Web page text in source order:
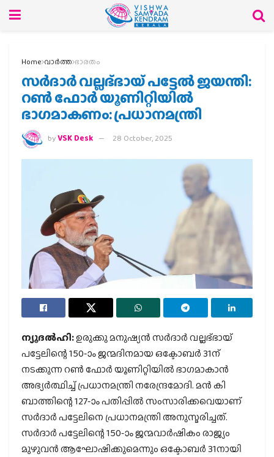
Home വാര്‍ത്ത ഭാരതം
സര്‍ദാര്‍ വല്ലഭ്ഭായ് പട്ടേല്‍ ജയന്തി:
റണ്‍ ഫോര്‍ യൂണിറ്റിയില്‍
ഭാഗമാകണം: പ്രധാനമന്ത്രി
byVSK Desk 28 October, 2025
ന്യൂദല്‍ഹി:ഉരുക്കു മനുഷ്യന്‍ സര്‍ദാര്‍ വല്ലഭ്ഭായ്
പട്ടേലിന്റെ 150-ാം ജന്മദിനമായ ഒക്ടോബര്‍ 31ന്
നടക്കുന്ന റണ്‍ ഫോര്‍ യൂണിറ്റിയില്‍ ഭാഗമാകാന്‍
അഭ്യര്‍ത്ഥിച്ച് പ്രധാനമന്ത്രി നരേന്ദ്രമോദി. മന്‍ കി
ബാത്തിന്റെ 127-ാം പതിപ്പില്‍ സംസാരിക്കവെയാണ്
സര്‍ദാര്‍ പട്ടേലിനെ പ്രധാനമന്ത്രി അനുസ്മരിച്ചത്.
സര്‍ദാര്‍ പട്ടേലിന്റെ 150-ാം ജന്മവാര്‍ഷികം രാജ്യം
മുഴുവന്‍ ആഘോഷിക്കുമെന്നും ഒക്ടോബര്‍ 31നായി